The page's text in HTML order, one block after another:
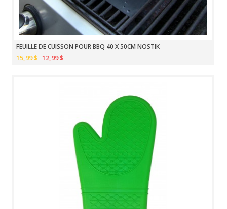
FEUILLE DE CUISSON POUR BBQ 40 X 50CM NOSTIK
15,99 $ 12,99 $